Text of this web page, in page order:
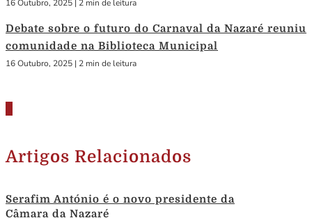
16 Outubro, 2025 | 2 min de leitura
Debate sobre o futuro do Carnaval da Nazaré reuniu
comunidade na Biblioteca Municipal
16 Outubro, 2025 | 2 min de leitura
Artigos Relacionados
Serafim António é o novo presidente da
Câmara da Nazaré